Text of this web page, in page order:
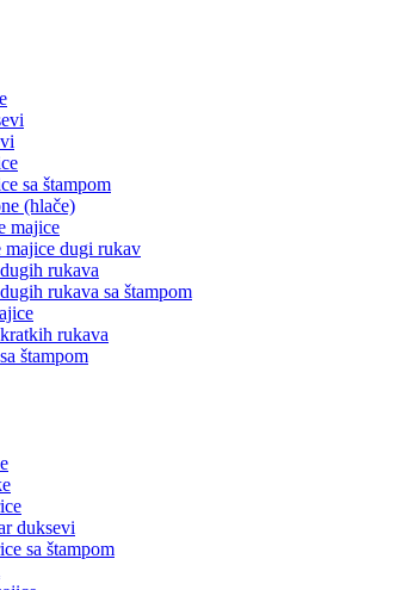
sa štampom
(hlače)
majice
majice dugi rukav
rukava
rukava sa štampom
rukava
štampom
duksevi
sa štampom